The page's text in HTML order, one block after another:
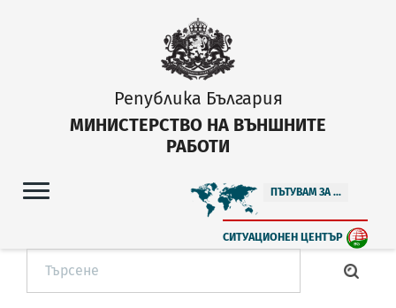
Република България
МИНИСТЕРСТВО НА ВЪНШНИТЕ
РАБОТИ
ПЪТУВАМ ЗА ...
СИТУАЦИОНЕН ЦЕНТЪР